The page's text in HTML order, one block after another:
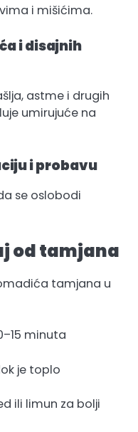
i mišićima.
i disajnih
astme i drugih
umirujuće na
i probavu
se oslobodi
od tamjana
tamjana u
minuta
je toplo
ili limun za bolji